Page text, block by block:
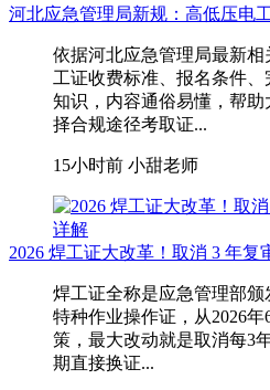
河北应急管理局新规：高低压电
依据河北应急管理局最新
工证收费标准、报名条件
知识，内容通俗易懂，帮
择合规途径考取证...
15小时前 小甜老师
2026 焊工证大改革！取消 3 年复
焊工证全称是应急管理部
特种作业操作证，从2026
策，最大改动就是取消每3
期直接换证...